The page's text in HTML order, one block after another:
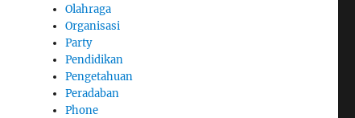
Olahraga
Organisasi
Party
Pendidikan
Pengetahuan
Peradaban
Phone